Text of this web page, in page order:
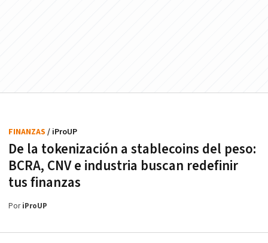
De la tokenización a stablecoins del peso:
BCRA, CNV e industria buscan redefinir
tus finanzas
FINANZAS / iProUP
PoriProUP